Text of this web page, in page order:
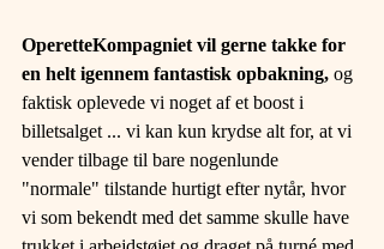
OperetteKompagniet vil gerne takke for
en helt igennem fantastisk opbakning, og
faktisk oplevede vi noget af et boost i
billetsalget ... vi kan kun krydse alt for, at vi
vender tilbage til bare nogenlunde
"normale" tilstande hurtigt efter nytår, hvor
vi som bekendt med det samme skulle have